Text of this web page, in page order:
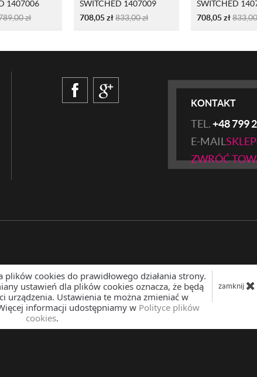
1407006
zł
SWITCHED 1407009
BRĄZ
708,05zł833,00zł
SWITCHED
NIKIEL
708,05zł
KONTAKT
TEL.+48 799
E-MAIL
ZWRÓĆ
plików cookies do prawidłowego działania strony.
ustawień dla plików cookies oznacza, że będą
urządzenia. Ustawienia te można zmieniać w
informacji udostępniamy w Polityce plików
cookies.
zamknij